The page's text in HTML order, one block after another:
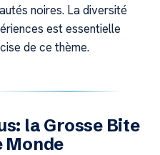
noires. La diversité
est essentielle
de ce thème.
la Grosse Bite
Monde